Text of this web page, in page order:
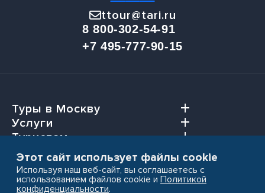
ttour@tari.ru
8 800-302-54-91
+7 495-777-90-15
Туры в Москву
Услуги
Туристам
Агентствам
Этот сайт использует файлы cookie
Используя наш веб-сайт, вы соглашаетесь с
использованием файлов cookie и Политикой
конфиденциальности.